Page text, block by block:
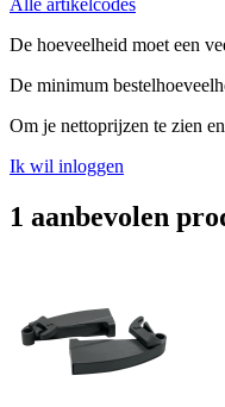
Alle artikelcodes
De hoeveelheid moet een
De minimum
Om je nettoprijzen te zien
Ik wil inloggen
1 aanbevolen